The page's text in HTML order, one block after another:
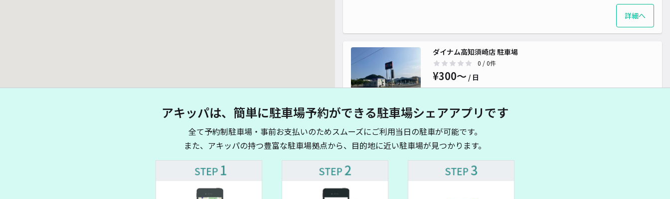
詳細へ
ダイナム高知須崎店 駐車場
0 / 0件
¥300〜 / 日
貸出時間 24時間営業
長さ 500cm 以下
アキッパは、簡単に駐車場予約ができる駐車場シェアアプリです
全て予約制駐車場・事前お支払いのためスムーズにご利用当日の駐車が可能です。
また、アキッパの持つ豊富な駐車場拠点から、目的地に近い駐車場が見つかります。